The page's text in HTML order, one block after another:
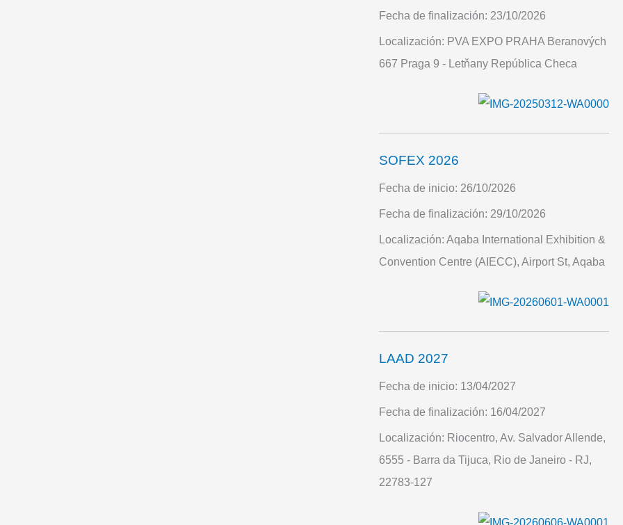
Fecha de finalización: 23/10/2026
Localización: PVA EXPO PRAHA Beranových
667 Praga 9 - Letňany República Checa
SOFEX 2026
Fecha de inicio: 26/10/2026
Fecha de finalización: 29/10/2026
Localización: Aqaba International Exhibition &
Convention Centre (AIECC), Airport St, Aqaba
LAAD 2027
Fecha de inicio: 13/04/2027
Fecha de finalización: 16/04/2027
Localización: Riocentro, Av. Salvador Allende,
6555 - Barra da Tijuca, Rio de Janeiro - RJ,
22783-127